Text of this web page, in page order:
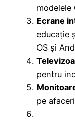
modelele
Ecrane
educație
OS și
pentru
pe